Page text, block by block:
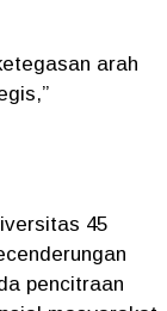
arah
45
pencitraan